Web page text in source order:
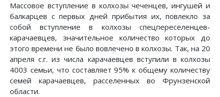
Массовое вступление в колхозы чеченцев, ингушей и
балкарцев с первых дней прибытия их, повлекло за
собой вступление в колхозы спецпереселенцев-
карачаевцев, значительное количество которых до
этого времени не было вовлечено в колхозы. Так, на 20
апреля с.г. из числа карачаевцев вступили в колхозы
4003 семьи, что составляет 95% к общему количеству
семей карачаевцев, расселенных во Фрунзенской
области.